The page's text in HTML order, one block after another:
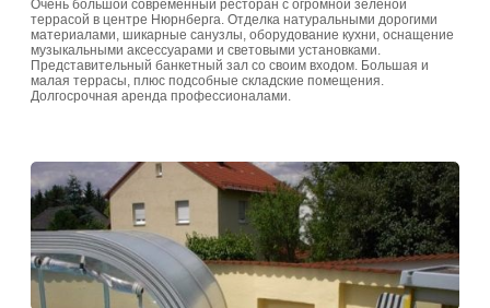
Очень большой современный ресторан с огромной зелёной
террасой в центре Нюрнберга. Отделка натуральными дорогими
материалами, шикарные санузлы, оборудование кухни, оснащение
музыкальными аксессуарами и световыми установками.
Представительный банкетный зал со своим входом. Большая и
малая террасы, плюс подсобные складские помещения.
Долгосрочная аренда профессионалами.